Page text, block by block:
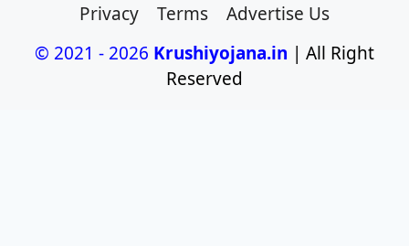
Privacy
Terms
Advertise Us
© 2021 - 2026 Krushiyojana.in | All Right
Reserved